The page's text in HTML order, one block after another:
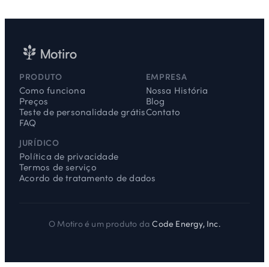
PRODUTO
Como funciona
Preços
Teste de personalidade grátis
FAQ
EMPRESA
Nossa História
Blog
Contato
JURÍDICO
Política de privacidade
Termos de serviço
Acordo de tratamento de dados
O Motiro é um produto daCode Energy, Inc.